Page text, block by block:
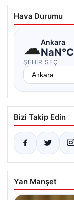
Hava Durumu
☁Ankara
NaN°C
ŞEHIR SEÇ
Bizi Takip Edin
Yan Manşet